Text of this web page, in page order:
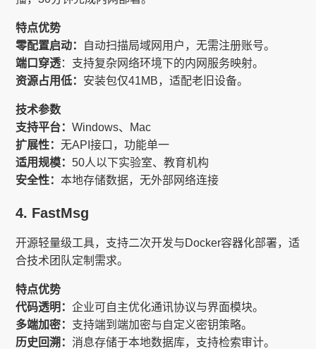
特点优势
零配置启动： 自动扫描局域网用户，无需注册账号。
端口穿透：支持复杂网络环境下的内网服务映射。
资源占用低： 安装包仅41MB，适配老旧设备。
技术参数
支持平台：Windows、Mac
扩展性：无API接口，功能单一
适用规模：50人以下实验室、教育机构
安全性：本地存储数据，无外部网络连接
4. FastMsg
开源轻量级工具，支持二次开发与Docker容器化部署，适
合技术团队定制需求。
特点优势
代码透明：企业可自主优化通讯协议与界面模块。
多端加密： 支持端到端加密与自定义密钥策略。
历史回溯：消息存储于本地数据库，支持检索审计。